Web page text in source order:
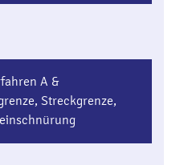
A &
Streckgrenze,